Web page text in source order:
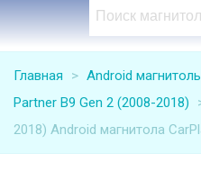
Главная > Android
Partner B9 Gen 2 (2008-2018)
2018) Android магнитола